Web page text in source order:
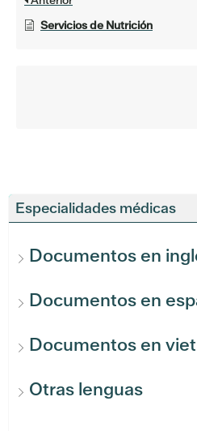
Especialidades médicas
Documentos en
Documentos en
Documentos en
Otras lenguas
Servicios de Nutrición